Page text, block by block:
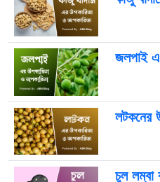
জলপাই
লটকনের
চুল লম্বা